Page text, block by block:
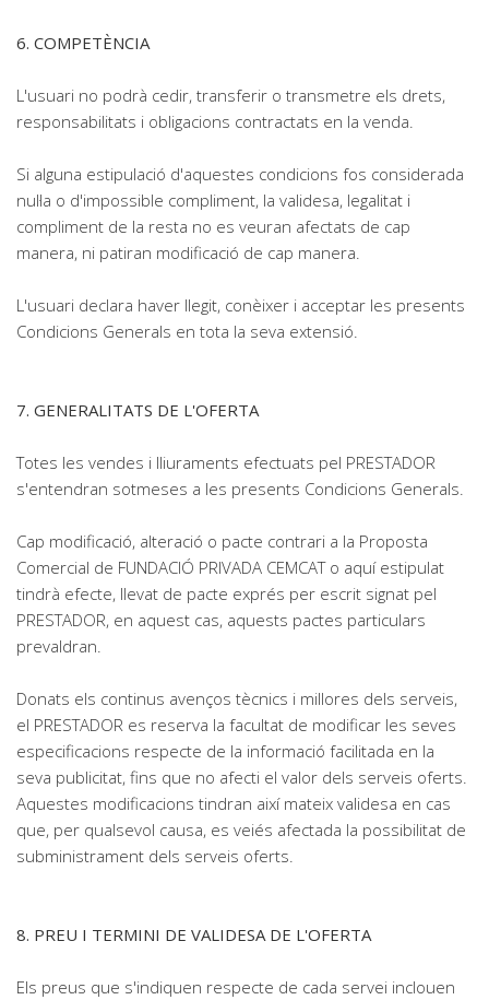
6. COMPETÈNCIA
L'usuari no podrà cedir, transferir o transmetre els drets,
responsabilitats i obligacions contractats en la venda.
Si alguna estipulació d'aquestes condicions fos considerada
nul·la o d'impossible compliment, la validesa, legalitat i
compliment de la resta no es veuran afectats de cap
manera, ni patiran modificació de cap manera.
L'usuari declara haver llegit, conèixer i acceptar les presents
Condicions Generals en tota la seva extensió.
7. GENERALITATS DE L'OFERTA
Totes les vendes i lliuraments efectuats pel PRESTADOR
s'entendran sotmeses a les presents Condicions Generals.
Cap modificació, alteració o pacte contrari a la Proposta
Comercial de FUNDACIÓ PRIVADA CEMCAT o aquí estipulat
tindrà efecte, llevat de pacte exprés per escrit signat pel
PRESTADOR, en aquest cas, aquests pactes particulars
prevaldran.
Donats els continus avenços tècnics i millores dels serveis,
el PRESTADOR es reserva la facultat de modificar les seves
especificacions respecte de la informació facilitada en la
seva publicitat, fins que no afecti el valor dels serveis oferts.
Aquestes modificacions tindran així mateix validesa en cas
que, per qualsevol causa, es veiés afectada la possibilitat de
subministrament dels serveis oferts.
8. PREU I TERMINI DE VALIDESA DE L'OFERTA
Els preus que s'indiquen respecte de cada servei inclouen